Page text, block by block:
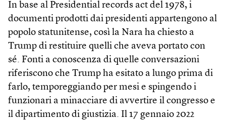
In base al Presidential records act del 1978, i
documenti prodotti dai presidenti appartengono al
popolo statunitense, così la Nara ha chiesto a
Trump di restituire quelli che aveva portato con
sé. Fonti a conoscenza di quelle conversazioni
riferiscono che Trump ha esitato a lungo prima di
farlo, temporeggiando per mesi e spingendo i
funzionari a minacciare di avvertire il congresso e
il dipartimento di giustizia. Il 17 gennaio 2022